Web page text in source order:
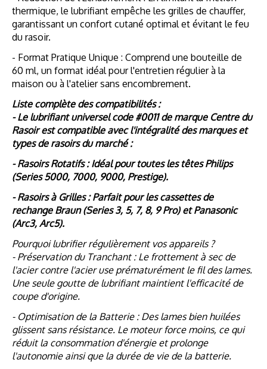
thermique, le lubrifiant empêche les grilles de chauffer,
garantissant un confort cutané optimal et évitant le feu
du rasoir.
- Format Pratique Unique : Comprend une bouteille de
60 ml, un format idéal pour l'entretien régulier à la
maison ou à l'atelier sans encombrement.
Liste complète des compatibilités :
- Le lubrifiant universel code #0011 de marque Centre du
Rasoir est compatible avec l'intégralité des marques et
types de rasoirs du marché :
- Rasoirs Rotatifs : Idéal pour toutes les têtes Philips
(Series 5000, 7000, 9000, Prestige).
- Rasoirs à Grilles : Parfait pour les cassettes de
rechange Braun (Series 3, 5, 7, 8, 9 Pro) et Panasonic
(Arc3, Arc5).
Pourquoi lubrifier régulièrement vos appareils ?
- Préservation du Tranchant : Le frottement à sec de
l'acier contre l'acier use prématurément le fil des lames.
Une seule goutte de lubrifiant maintient l'efficacité de
coupe d'origine.
- Optimisation de la Batterie : Des lames bien huilées
glissent sans résistance. Le moteur force moins, ce qui
réduit la consommation d'énergie et prolonge
l'autonomie ainsi que la durée de vie de la batterie.